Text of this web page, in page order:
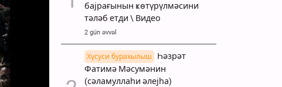
бајрағынын ҝөтүрүлмәсини
тәләб етди \ Видео
2 gün əvvəl
Хүсуси бурахылыш
Һәзрәт
Фатимә Мәсумәнин
(сәламуллаһи әлејһа)